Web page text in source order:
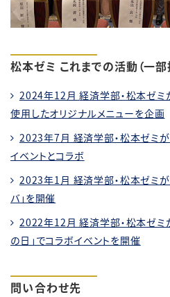
松本ゼミ これまでの活動（一部
2024年12月経済学部・松本ゼ
使用したオリジナルメニューを企画
2023年7月 経済学部・松本ゼミが
イベントとコラボ
2023年1月 経済学部・松本ゼミ
バ」を開催
2022年12月 経済学部・松本ゼミ
の日」でコラボイベントを開催
問い合わせ先